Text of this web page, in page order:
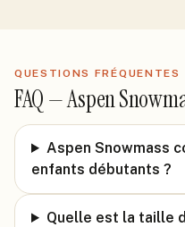
QUESTIONS FRÉQUENTES
FAQ —Aspen
Aspen Snowmass
enfants débutants ?
Quelle est la taille